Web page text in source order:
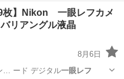
枚】Nikon 一眼レフカメ
リアングル液晶
8月6日
… ード デジタル一眼レフ